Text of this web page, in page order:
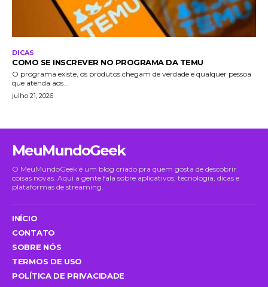
DICAS
COMO SE INSCREVER NO PROGRAMA DA TEMU
O programa existe, os produtos chegam de verdade e qualquer pessoa
que atenda aos...
julho 21, 2026
MeuMundoGeek
O MeuMundoGeek é um blog criado pra quem gosta de descobrir
coisas novas. Aqui a gente fala sobre aplicativos, tecnologia, dicas e
plataformas de streaming.
INÍCIO
CONTATO
SOBRE NÓS
TERMOS DE USO
POLÍTICA DE PRIVACIDADE